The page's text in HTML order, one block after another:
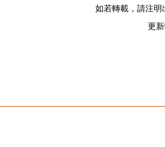
如若轉載，請注
更